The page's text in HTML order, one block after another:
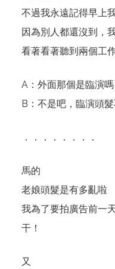
不過我永遠記得早上
因為別人都還沒到，
看著看著聽到兩個工
A：外面那個是臨演
B：不是吧，臨演頭
．．．．．．．．
馬的
老娘頭髮是有多亂啦
我為了要拍廣告前一
干！
又